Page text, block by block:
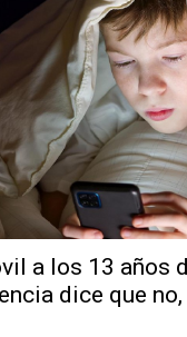
a los 13 años
dice que no,